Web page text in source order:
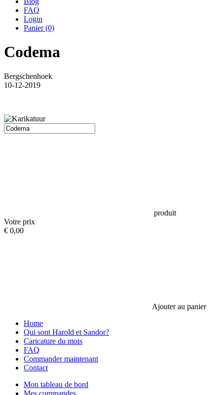
FAQ
Login
Panier(0)
Codema
Bergschenhoek
10-12-2019
produit
Votre prix
€ 0,00
Ajouter au panier
Home
Qui sont Harold et Sandor?
Caricature du mois
FAQ
Commander maintenant
Contact
Mon tableau de bord
Mes commandes